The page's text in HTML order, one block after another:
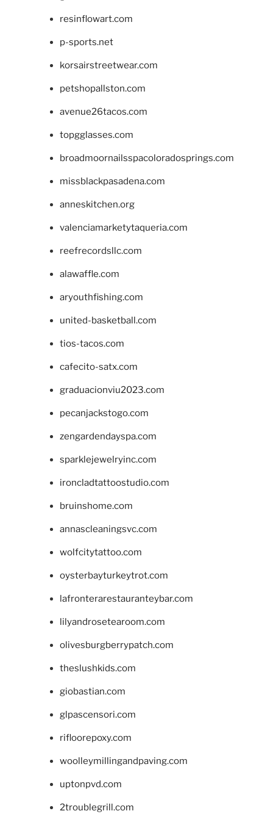
resinflowart.com
p-sports.net
korsairstreetwear.com
petshopallston.com
avenue26tacos.com
topgglasses.com
broadmoornailsspacoloradosprings.com
missblackpasadena.com
anneskitchen.org
valenciamarketytaqueria.com
reefrecordsllc.com
alawaffle.com
aryouthfishing.com
united-basketball.com
tios-tacos.com
cafecito-satx.com
graduacionviu2023.com
pecanjackstogo.com
zengardendayspa.com
sparklejewelryinc.com
ironcladtattoostudio.com
bruinshome.com
annascleaningsvc.com
wolfcitytattoo.com
oysterbayturkeytrot.com
lafronterarestauranteybar.com
lilyandrosetearoom.com
olivesburgberrypatch.com
theslushkids.com
giobastian.com
glpascensori.com
rifloorepoxy.com
woolleymillingandpaving.com
uptonpvd.com
2troublegrill.com